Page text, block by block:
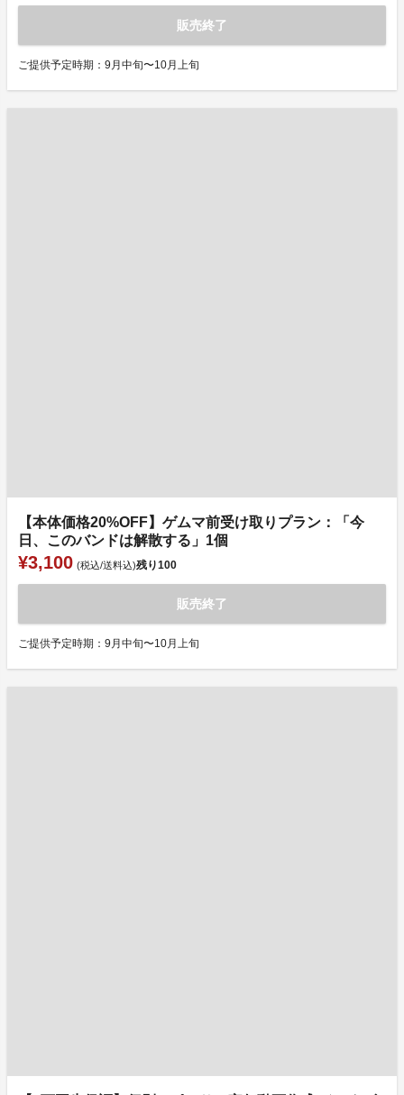
販売終了
ご提供予定時期：9月中旬〜10月上旬
【本体価格20%OFF】ゲムマ前受け取りプラン：「今
日、このバンドは解散する」1個
¥3,100 (税込/送料込)残り100
販売終了
ご提供予定時期：9月中旬〜10月上旬